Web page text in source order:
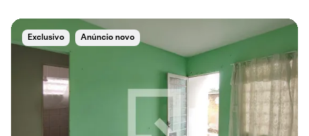
Exclusivo Anúncio novo